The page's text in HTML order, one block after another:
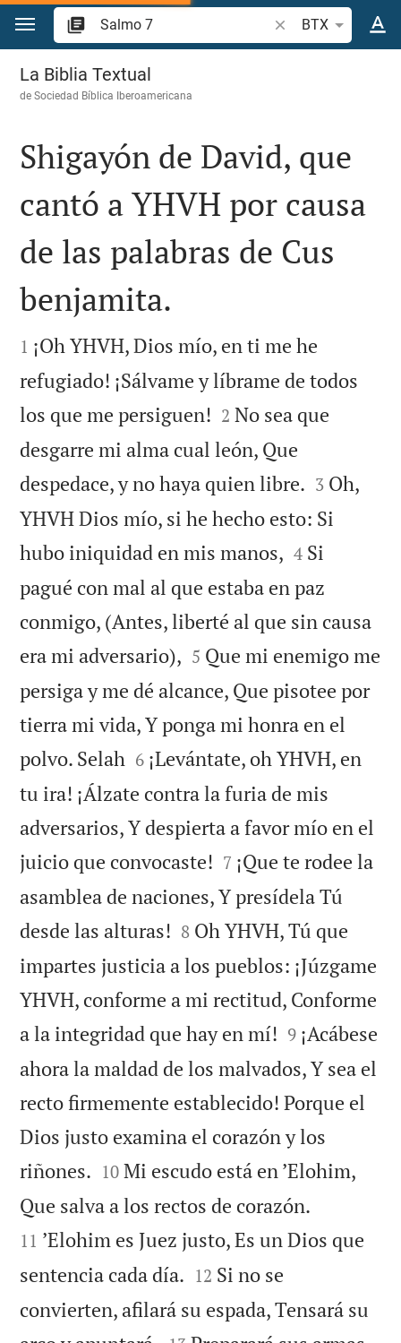
Ir a un contenido
Buscar versículo
BTX
Salmo 7
La Biblia Textual
deSociedad Bíblica Iberoamericana

Shigayón de David, que
cantó a YHVH por causa
de las palabras de Cus
benjamita.

1 ¡Oh YHVH, Dios mío, en ti me he
refugiado! ¡Sálvame y líbrame de todos
los que me persiguen! 

2 No sea que
desgarre mi alma cual león, Que
despedace, y no haya quien libre. 

3 Oh,
YHVH Dios mío, si he hecho esto: Si
hubo iniquidad en mis manos, 

4 Si
pagué con mal al que estaba en paz
conmigo, (Antes, liberté al que sin causa
era mi adversario), 

5 Que mi enemigo me
persiga y me dé alcance, Que pisotee por
tierra mi vida, Y ponga mi honra en el
polvo. Selah 

6 ¡Levántate, oh YHVH, en
tu ira! ¡Álzate contra la furia de mis
adversarios, Y despierta a favor mío en el
juicio que convocaste! 

7 ¡Que te rodee la
asamblea de naciones, Y presídela Tú
desde las alturas! 

8 Oh YHVH, Tú que
impartes justicia a los pueblos: ¡Júzgame
YHVH, conforme a mi rectitud, Conforme
a la integridad que hay en mí! 

9 ¡Acábese
ahora la maldad de los malvados, Y sea el
recto firmemente establecido! Porque el
Dios justo examina el corazón y los
riñones. 

10 Mi escudo está en ’Elohim,
Que salva a los rectos de corazón.
11 ’Elohim es Juez justo, Es un Dios que
sentencia cada día. 

12 Si no se
convierten, afilará su espada, Tensará su